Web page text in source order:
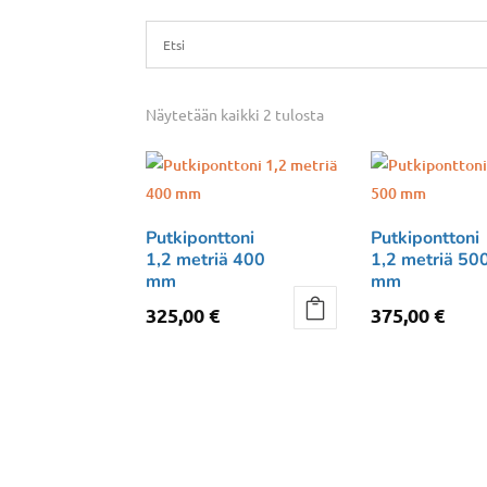
Näytetään kaikki 2 tulosta
Putkiponttoni
1,2 metriä 400
mm
325,00€
Putkiponttoni
1,2 metriä
mm
375,00€